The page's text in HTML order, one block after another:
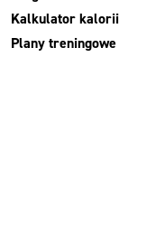
Kalkulator kalorii
Plany treningowe